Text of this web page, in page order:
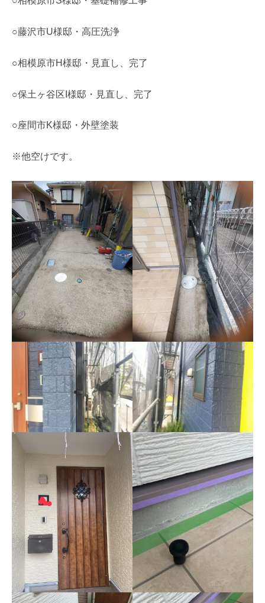
○藤沢市U様邸・高圧洗浄
○相模原市H様邸・見直し、完了
○保土ヶ谷区I様邸・見直し、完了
○座間市K様邸・外壁塗装
※他空けです。